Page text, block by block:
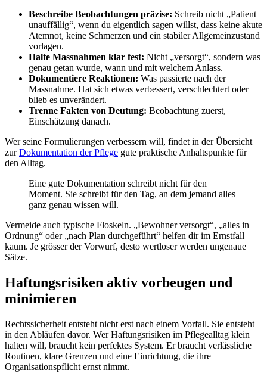
Beschreibe Beobachtungen präzise: Schreib nicht „Patient
unauffällig“, wenn du eigentlich sagen willst, dass keine akute
Atemnot, keine Schmerzen und ein stabiler Allgemeinzustand
vorlagen.
Halte Massnahmen klar fest: Nicht „versorgt“, sondern was
genau getan wurde, wann und mit welchem Anlass.
Dokumentiere Reaktionen: Was passierte nach der
Massnahme. Hat sich etwas verbessert, verschlechtert oder
blieb es unverändert.
Trenne Fakten von Deutung: Beobachtung zuerst,
Einschätzung danach.
Wer seine Formulierungen verbessern will, findet in der Übersicht
zurDokumentation der Pflege gute praktische Anhaltspunkte für
den Alltag.
Eine gute Dokumentation schreibt nicht für den
Moment. Sie schreibt für den Tag, an dem jemand alles
ganz genau wissen will.
Vermeide auch typische Floskeln. „Bewohner versorgt“, „alles in
Ordnung“ oder „nach Plan durchgeführt“ helfen dir im Ernstfall
kaum. Je grösser der Vorwurf, desto wertloser werden ungenaue
Sätze.
Haftungsrisiken aktiv vorbeugen und
minimieren
Rechtssicherheit entsteht nicht erst nach einem Vorfall. Sie entsteht
in den Abläufen davor. Wer Haftungsrisiken im Pflegealltag klein
halten will, braucht kein perfektes System. Er braucht verlässliche
Routinen, klare Grenzen und eine Einrichtung, die ihre
Organisationspflicht ernst nimmt.